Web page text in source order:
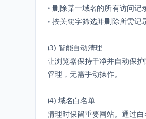
• 删除某一域名的所有访问记
• 按关键字筛选并删除所需记
(3) 智能自动清理
让浏览器保持干净并自动保
管理，无需手动操作。
(4) 域名白名单
清理时保留重要网站。通过